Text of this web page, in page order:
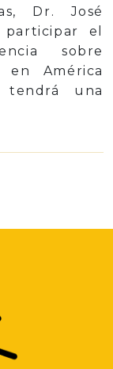
Dr. José
participar el
sobre
en América
una